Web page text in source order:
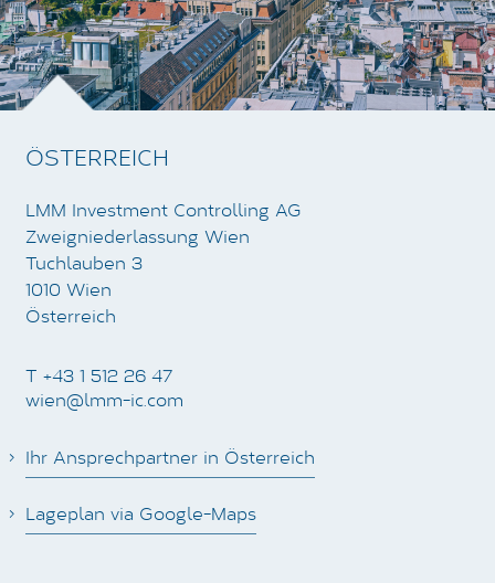
ÖSTERREICH
LMM Investment Controlling AG
Zweigniederlassung Wien
Tuchlauben 3
1010 Wien
Österreich
T +43 1 512 26 47
wien@lmm-ic.com
Ihr Ansprechpartner in Österreich
Lageplan via Google-Maps